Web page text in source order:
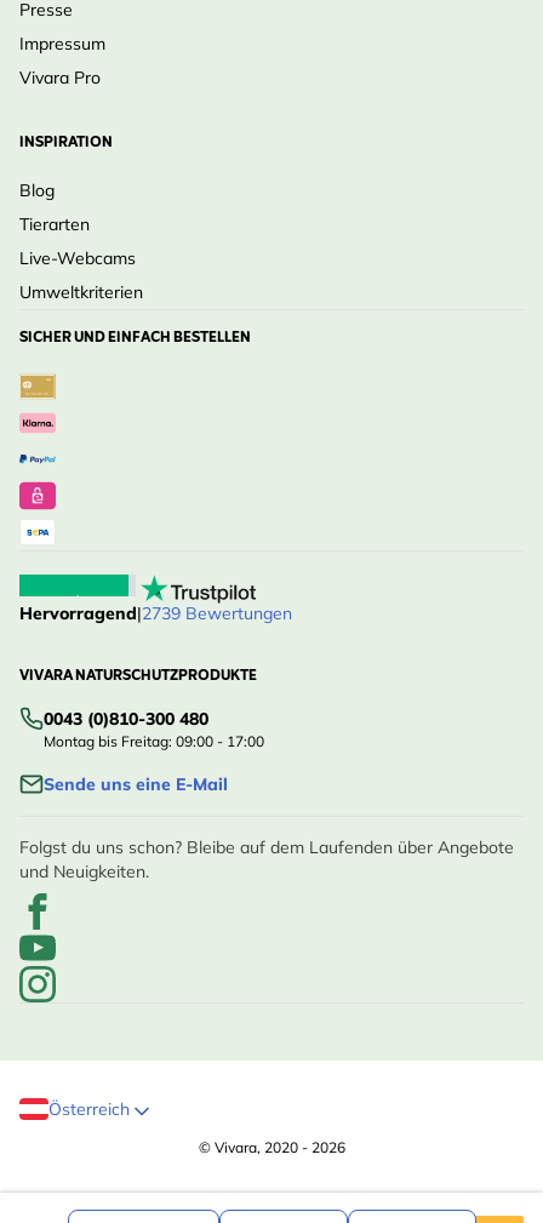
Presse
Impressum
Vivara Pro
INSPIRATION
Blog
Tierarten
Live-Webcams
Umweltkriterien
SICHER UND EINFACH BESTELLEN
Hervorragend|2739 Bewertungen
VIVARA NATURSCHUTZPRODUKTE
0043 (0)810-300 480
Montag bis Freitag: 09:00 - 17:00
Sende uns eine E-Mail
Folgst du uns schon? Bleibe auf dem Laufenden über Angebote
und Neuigkeiten.
Österreich
© Vivara, 2020 - 2026